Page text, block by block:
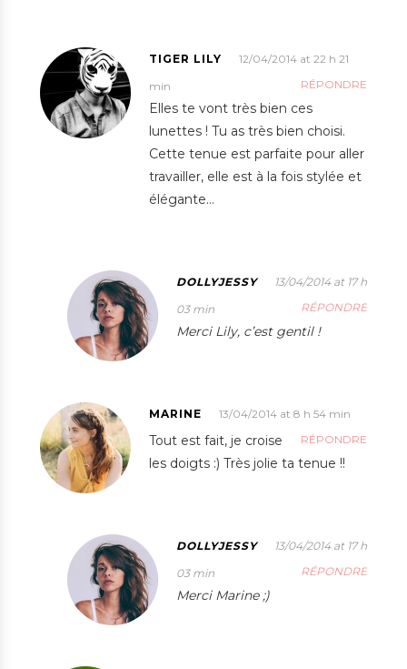
TIGER LILY
12/04/2014 at 22 h 21
min
RÉPONDRE
Elles te vont très bien ces
lunettes ! Tu as très bien choisi.
Cette tenue est parfaite pour aller
travailler, elle est à la fois stylée et
élégante…
DOLLYJESSY
13/04/2014 at 17 h
03 min
RÉPONDRE
Merci Lily, c’est gentil !
MARINE
13/04/2014 at 8 h 54 min
RÉPONDRE
Tout est fait, je croise
les doigts :) Très jolie ta tenue !!
DOLLYJESSY
13/04/2014 at 17 h
03 min
RÉPONDRE
Merci Marine ;)